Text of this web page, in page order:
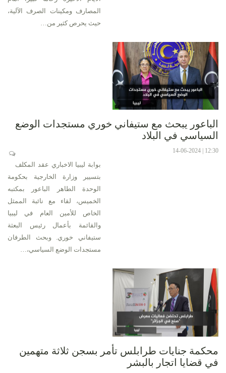
المصارف ومكينات الصرف الآلية،
حيث يحرص كثير من…
الباعور يبحث مع ستيفاني خوري مستجدات الوضع
السياسي في البلاد
12:30 | 14-06-2024
بوابة ليبيا الاخباري عقد المكلف
بتسيير وزارة الخارجية بحكومة
الوحدة الطاهر الباعور بمكتبه
الخميس، لقاء مع نائبة الممثل
الخاص للأمين العام في ليبيا
والقائمة بأعمال رئيس البعثة
ستيفاني خوري. وبحث الطرفان
مستجدات الوضع السياسي،…
محكمة جنايات طرابلس تأمر بسجن ثلاثة متهمين
في قضايا اتجار بالبشر